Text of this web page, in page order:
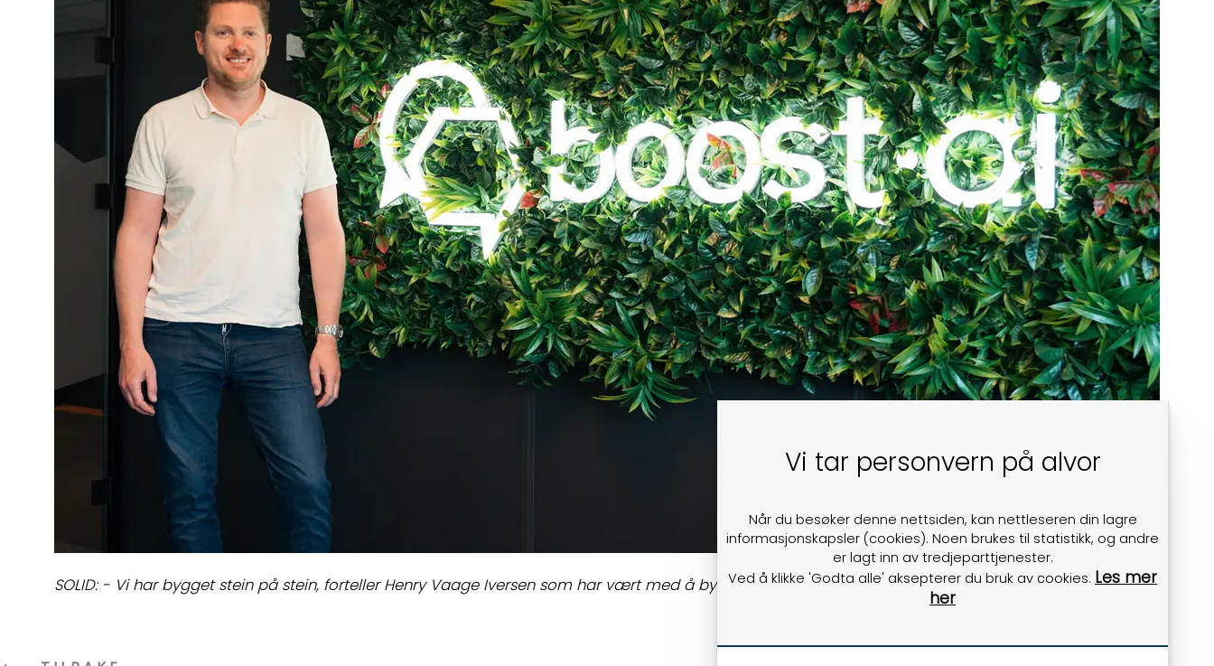
SOLID: - Vi har bygget stein på stein, forteller Henry Vaage Iversen som har vært med å bygge Boost.ai til et verdensledende selskap – fra Forus.
Vi tar personvern på alvor
Når du besøker denne nettsiden, kan nettleseren din lagre
informasjonskapsler (cookies). Noen brukes til statistikk, og andre
er lagt inn av tredjeparttjenester.
Ved å klikke 'Godta alle' aksepterer du bruk av cookies. Les mer
her